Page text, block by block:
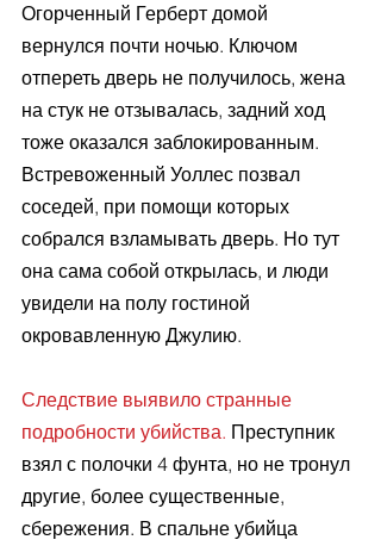
Огорченный Герберт домой
вернулся почти ночью. Ключом
отпереть дверь не получилось, жена
на стук не отзывалась, задний ход
тоже оказался заблокированным.
Встревоженный Уоллес позвал
соседей, при помощи которых
собрался взламывать дверь. Но тут
она сама собой открылась, и люди
увидели на полу гостиной
окровавленную Джулию.
Следствие выявило странные
подробности убийства. Преступник
взял с полочки 4 фунта, но не тронул
другие, более существенные,
сбережения. В спальне убийца